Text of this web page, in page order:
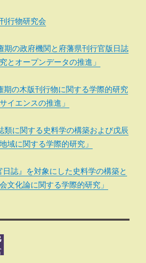
行物研究会
期の政府機関と府藩県刊行官版日誌
とオープンデータの推進」
期の木版刊行物に関する学際的研究
イエンスの推進」
類に関する史料学の構築および戊辰
域に関する学際的研究」
日誌』を対象にした史料学の構築と
文化論に関する学際的研究」